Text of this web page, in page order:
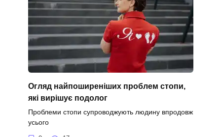
Огляд найпоширеніших проблем стопи,
які вирішує подолог
Проблеми стопи супроводжують людину впродовж
усього